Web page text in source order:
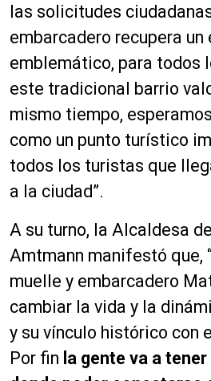
las solicitudes
embarcadero recupera un
emblemático, para todos
este tradicional barrio
mismo tiempo,
como un punto turístico
todos los turistas que
a la ciudad”.
A su turno, la Alcaldesa
Amtmann manifestó que,
muelle y embarcadero
cambiar la vida y la
y su vínculo histórico con
Por fin la gente va a